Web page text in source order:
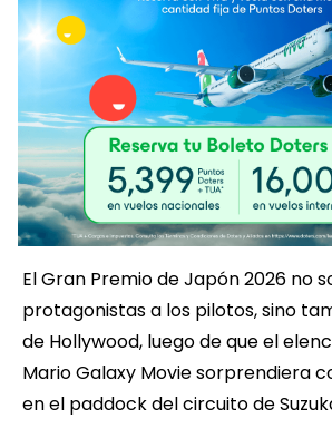
El Gran Premio de Japón 2026 no
protagonistas a los pilotos, sino
de Hollywood, luego de que el
Mario Galaxy Movie sorprendiera
en el paddock del circuito de